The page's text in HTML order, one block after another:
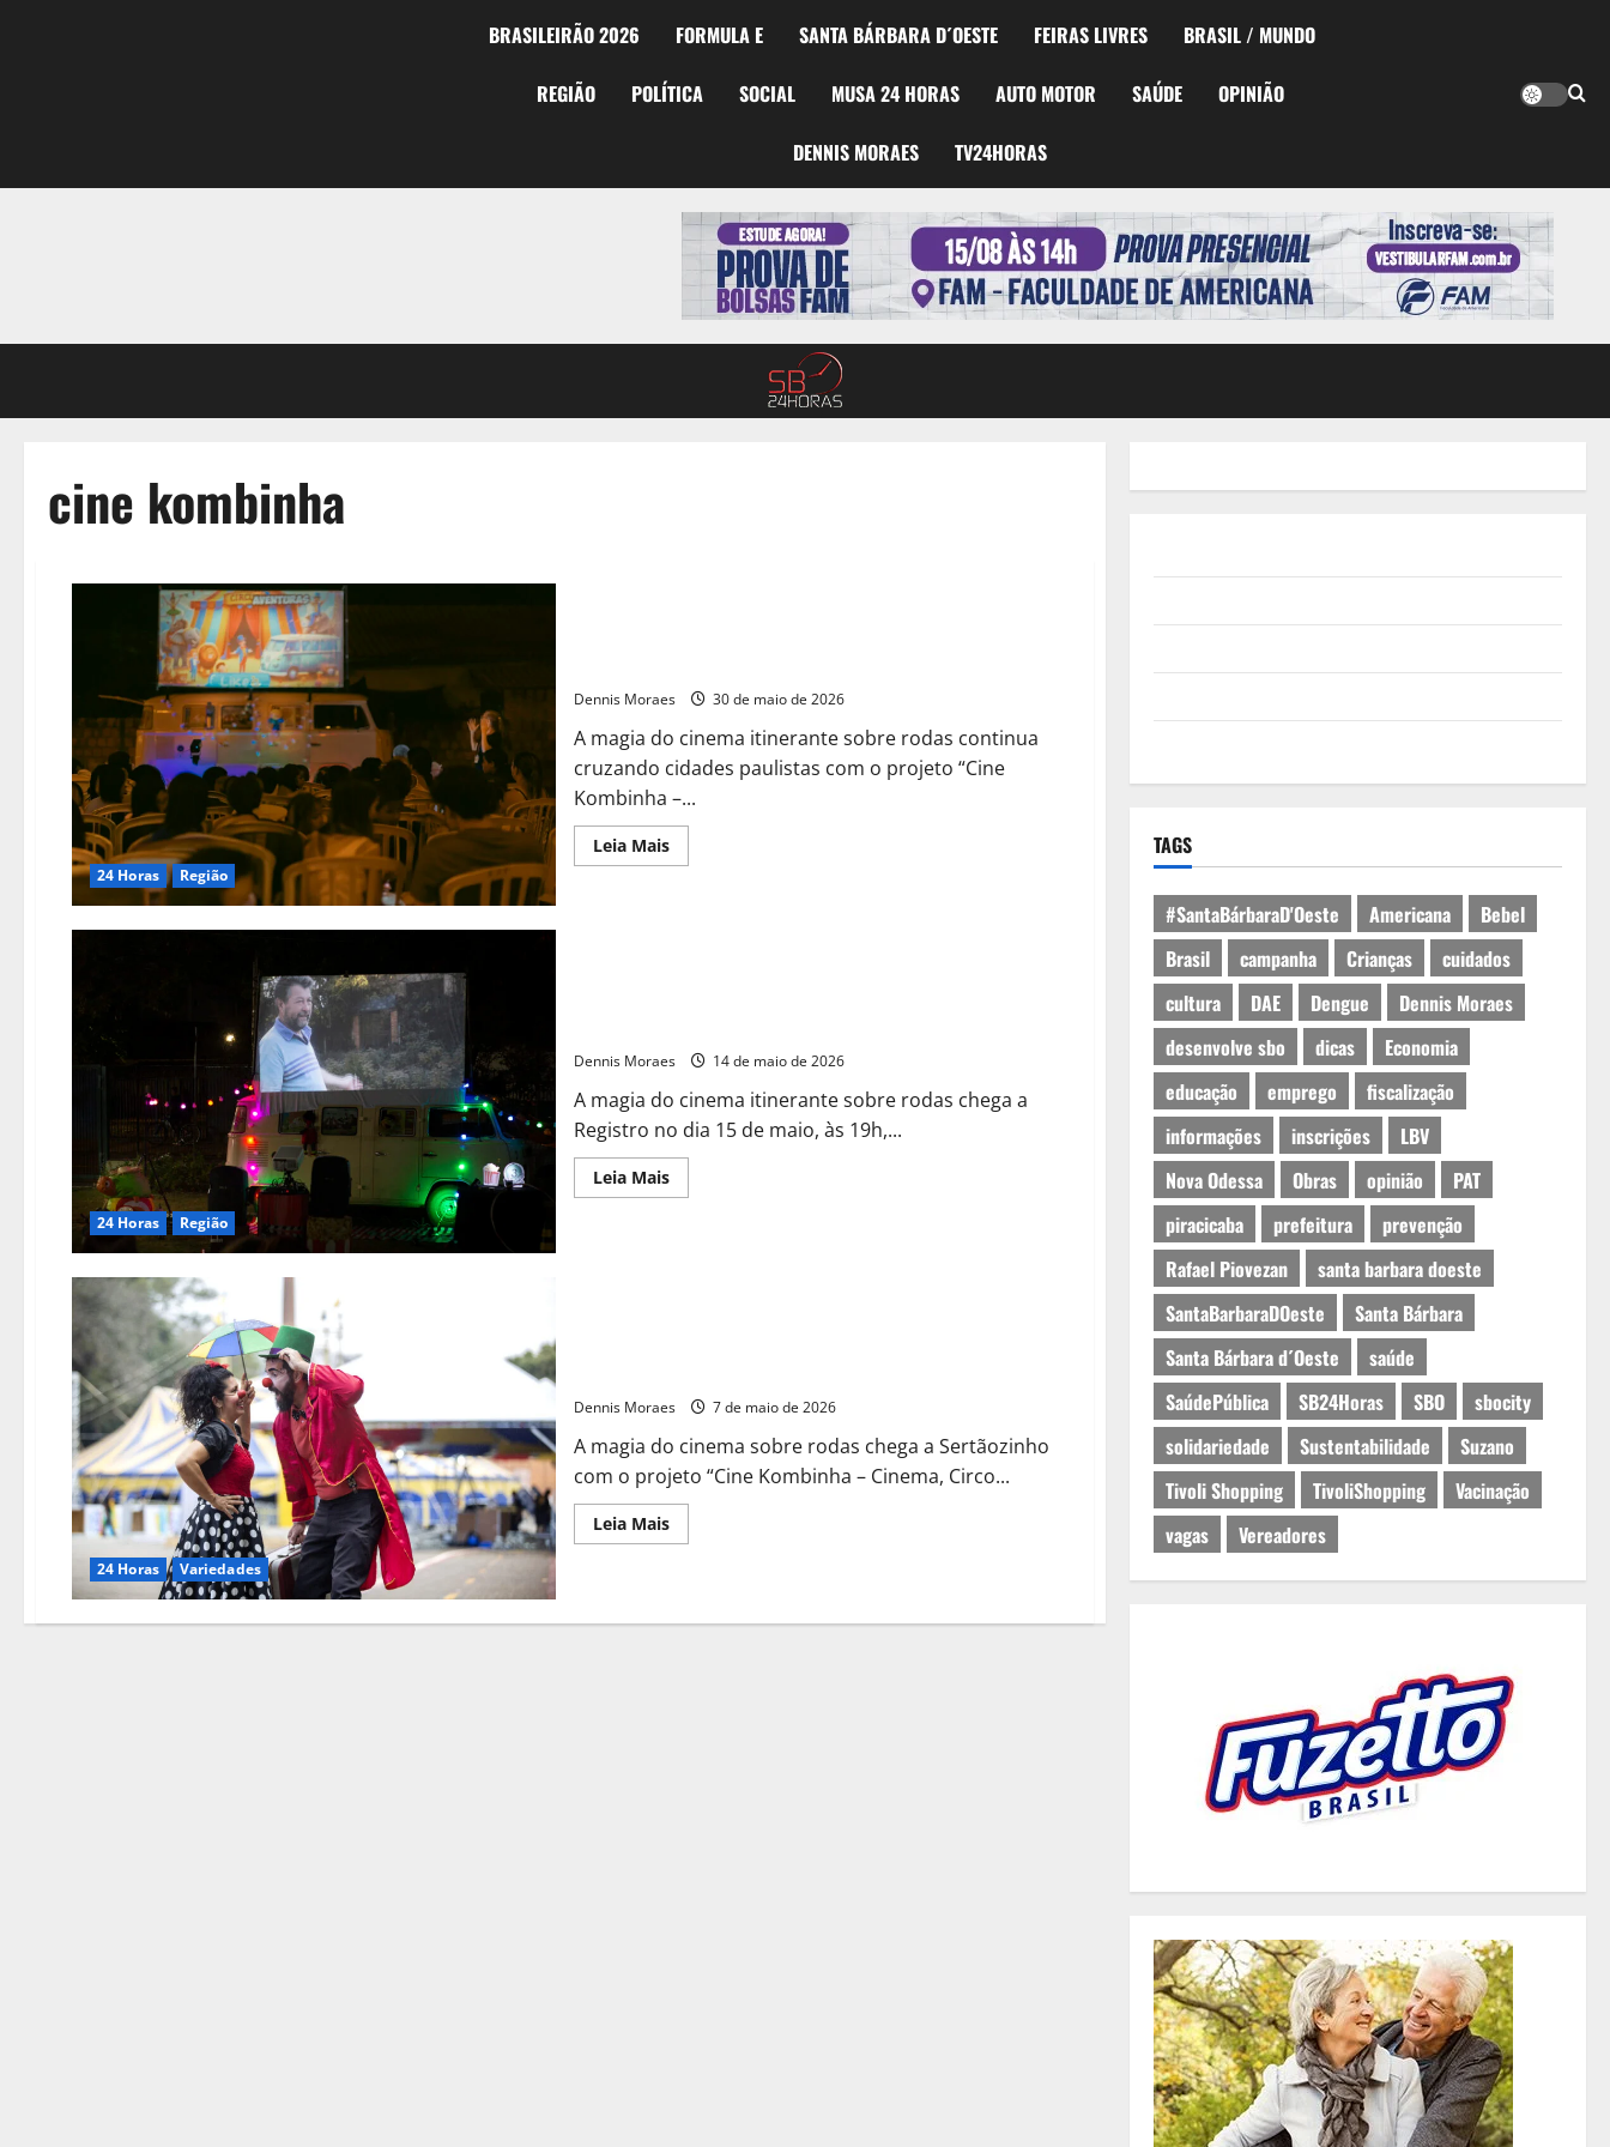
BRASILEIRÃO 2026 FORMULA E SANTA BÁRBARA D´OESTE FEIRAS LIVRES BRASIL / MUNDO
REGIÃO POLÍTICA SOCIAL MUSA 24 HORAS AUTO MOTOR SAÚDE OPINIÃO
DENNIS MORAES TV24HORAS
cine kombinha
24 Horas Região
Dennis Moraes 30 de maio de 2026
A magia do cinema itinerante sobre rodas continua
cruzando cidades paulistas com o projeto “Cine
Kombinha –...
Leia Mais
24 Horas Região
Dennis Moraes 14 de maio de 2026
A magia do cinema itinerante sobre rodas chega a
Registro no dia 15 de maio, às 19h,...
Leia Mais
24 Horas Variedades
Dennis Moraes 7 de maio de 2026
A magia do cinema sobre rodas chega a Sertãozinho
com o projeto “Cine Kombinha – Cinema, Circo...
Leia Mais
TAGS
#SantaBárbaraD'Oeste Americana
Bebel
Brasil
campanha Crianças
cuidados
cultura
DAE Dengue
Dennis Moraes
desenvolve sbo
dicas
Economia
educação
emprego
fiscalização
informações
inscrições
LBV
Nova Odessa
Obras opinião
PAT
piracicaba
prefeitura
prevenção
Rafael Piovezan
santa barbara doeste
SantaBarbaraDOeste
Santa Bárbara
Santa Bárbara d´Oeste
saúde
SaúdePública
SB24Horas SBO
sbocity
solidariedade
Sustentabilidade
Suzano
Tivoli Shopping
TivoliShopping
Vacinação
vagas
Vereadores